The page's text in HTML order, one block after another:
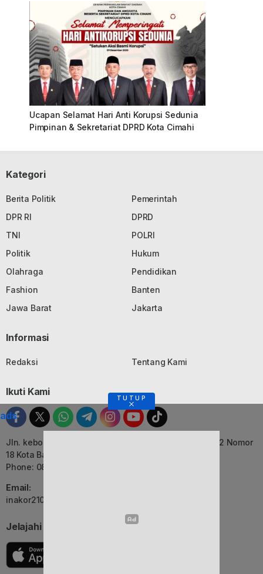
Ucapan Selamat Hari Anti Korupsi Sedunia
Pimpinan & Sekretariat DPRD Kota Cimahi
Kategori
Berita Politik
Pemerintah
DPR RI
DPRD
TNI
POLRI
Politik
Hukum
Olahraga
Pendidikan
Fashion
Banten
Jawa Barat
Jakarta
Informasi
Redaksi Tentang Kami
Ikuti Kami
Jln. kebon Jati, Komplek Ruko Luxor Permai Kavling 22 Nomor
18 Kota Bandung, Jawa Barat
Phone: 082116055552
Email:
inakor2105@gmail.com (Redaksi)
Jelajahi Berita di Apps Kami
TUTUP
ads